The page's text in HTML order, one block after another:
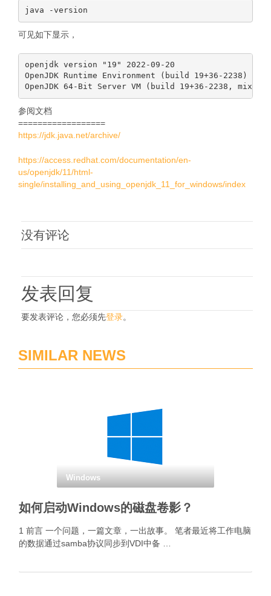
可见如下显示，
openjdk version "19" 2022-09-20
OpenJDK Runtime Environment (build 19+36-2238)
参阅文档
==================
https://jdk.java.net/archive/
https://access.redhat.com/documentation/en-
us/openjdk/11/html-
single/installing_and_using_openjdk_11_for_windows/index
没有评论
发表回复
要发表评论，您必须先登录。
SIMILAR NEWS
Windows
如何启动Windows的磁盘卷影？
1 前言 一个问题，一篇文章，一出故事。 笔者最近将工作电脑
的数据通过samba协议同步到VDI中备 …